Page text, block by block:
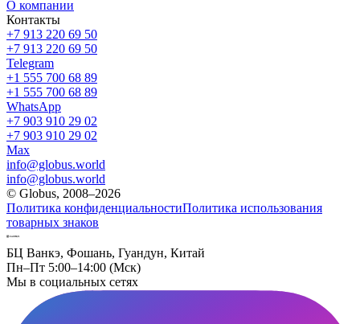
О компании
Контакты
+7 913 220 69 50
+7 913 220 69 50
Telegram
+1 555 700 68 89
+1 555 700 68 89
WhatsApp
+7 903 910 29 02
+7 903 910 29 02
Max
info@globus.world
info@globus.world
© Globus, 2008–2026
Политика конфиденциальностиПолитика использования
товарных знаков
БЦ Ванкэ, Фошань, Гуандун, Китай
Пн–Пт 5:00–14:00 (Мск)
Мы в социальных сетях